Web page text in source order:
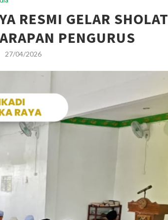
RESMI GELAR SHOLAT
PENGURUS
27/04/2026